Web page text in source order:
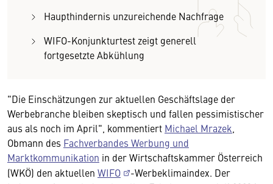
Haupthindernis unzureichende Nachfrage
WIFO-Konjunkturtest zeigt generell
fortgesetzte Abkühlung
"Die Einschätzungen zur aktuellen Geschäftslage der
Werbebranche bleiben skeptisch und fallen pessimistischer
aus als noch im April", kommentiert Michael Mrazek
Obmann des Fachverbandes Werbung und
Marktkommunikation in der Wirtschaftskammer Österreich
(WKÖ) den aktuellen WIFO
-Werbeklimaindex. Der